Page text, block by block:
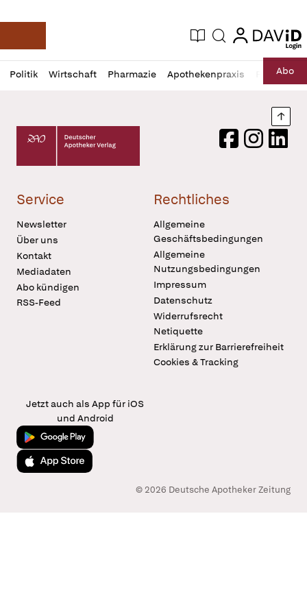
Deutsche Apotheker Zeitung
Aktuelle Ausgabe
Suche login
login
Politik Wirtschaft Pharmazie Apothekenpraxis RechtAbo
Profil
öffnen
Daz
Pur
Deutscher Apotheker Verlag Logo
FacebookInstagram
Service
Newsletter
Über uns
Kontakt
Mediadaten
Abo kündigen
RSS-Feed
Rechtliches
Allgemeine
Geschäftsbedingungen
Allgemeine
Nutzungsbedingungen
Impressum
Datenschutz
Widerrufsrecht
Netiquette
Erklärung zur Barrierefreiheit
Cookies & Tracking
Jetzt auch als App für iOS
und Android
Jetzt bei Google Play
Laden im App Store
© 2026 Deutsche Apotheker Zeitung